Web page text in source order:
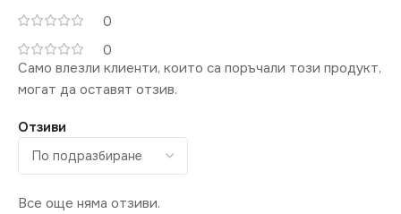
ЦВЕТНА
ТЕМПЕРАТУРА (K)
6400
СВЕТЛИНЕН ПОТОК
(LM)
2340
0
0
Отзиви
Все още няма отзиви.
Само влезли клиенти, които са поръчали този продукт,
могат да оставят отзив.